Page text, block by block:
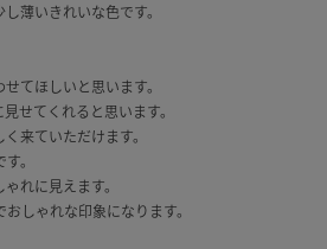
薄いきれいな色です。
てほしいと思います。
せてくれると思います。
来ていただけます。
。
れに見えます。
しゃれな印象になります。